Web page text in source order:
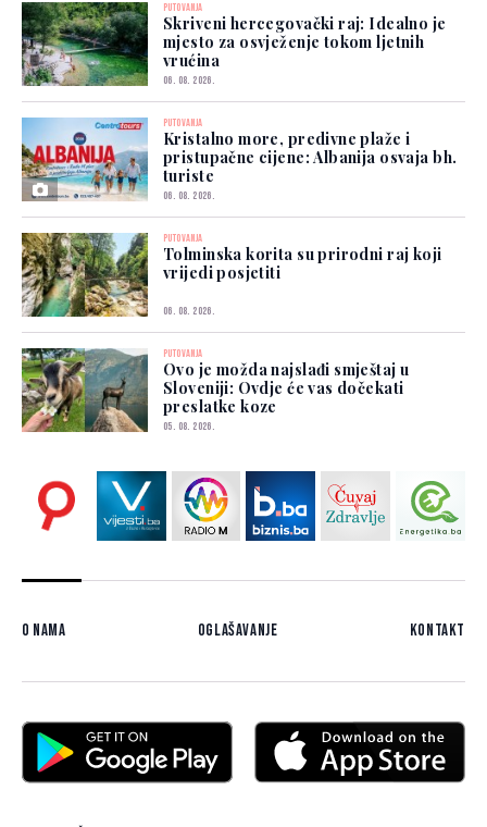
PUTOVANJA
Skriveni hercegovački raj: Idealno je
mjesto za osvježenje tokom ljetnih
vrućina
06. 08. 2026.
PUTOVANJA
Kristalno more, predivne plaže i
pristupačne cijene: Albanija osvaja bh.
turiste
06. 08. 2026.
PUTOVANJA
Tolminska korita su prirodni raj koji
vrijedi posjetiti
06. 08. 2026.
PUTOVANJA
Ovo je možda najslađi smještaj u
Sloveniji: Ovdje će vas dočekati
preslatke koze
05. 08. 2026.
O nama Oglašavanje Kontakt